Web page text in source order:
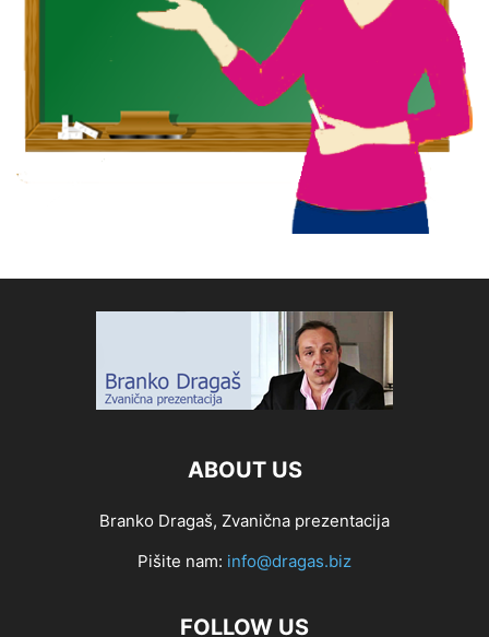
ABOUT US
Branko Dragaš, Zvanična prezentacija
Pišite nam: info@dragas.biz
FOLLOW US